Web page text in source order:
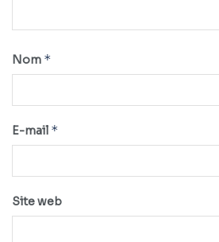
Nom *
E-mail *
Site web